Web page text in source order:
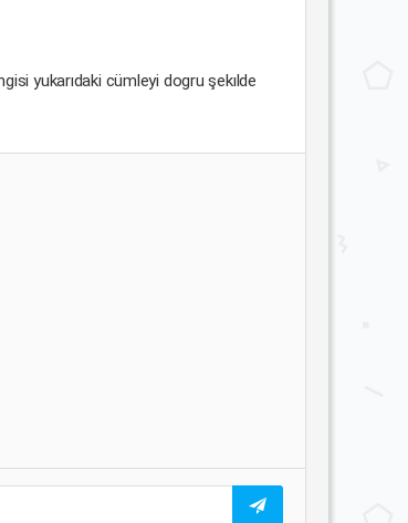
yukarıdaki cümleyi dogru şekılde